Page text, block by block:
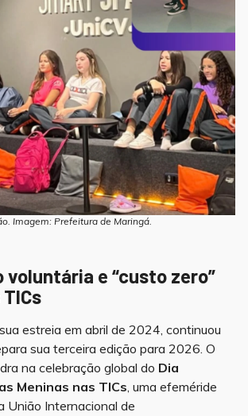
Imagem: Prefeitura de Maringá.
e “custo zero”
estreia em abril de 2024, continuou
sua terceira edição para 2026. O
na celebração global do Dia
Meninas nas TICs, uma efeméride
União Internacional de